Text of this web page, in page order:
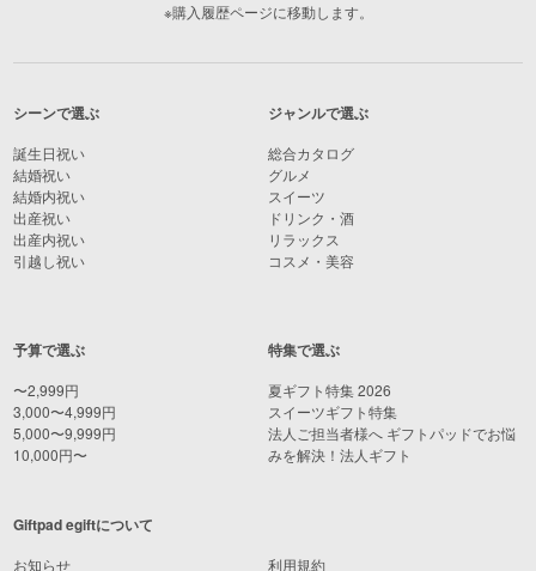
※購入履歴ページに移動します。
シーンで選ぶ
誕生日祝い
結婚祝い
結婚内祝い
出産祝い
出産内祝い
引越し祝い
予算で選ぶ
〜2,999円
3,000〜4,999円
5,000〜9,999円
10,000円〜
ジャンルで選ぶ
総合カタログ
グルメ
スイーツ
ドリンク・酒
リラックス
コスメ・美容
特集で選ぶ
夏ギフト特集 2026
スイーツギフト特集
法人ご担当者様へ ギフトパッドでお悩
みを解決！法人ギフト
Giftpad egiftについて
お知らせ 利用規約